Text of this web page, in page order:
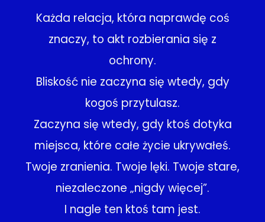
Każda relacja, która naprawdę coś
znaczy, to akt rozbierania się z
ochrony.
Bliskość nie zaczyna się wtedy, gdy
kogoś przytulasz.
Zaczyna się wtedy, gdy ktoś dotyka
miejsca, które całe życie ukrywałeś.
Twoje zranienia. Twoje lęki. Twoje stare,
niezaleczone „nigdy więcej”.
I nagle ten ktoś tam jest.